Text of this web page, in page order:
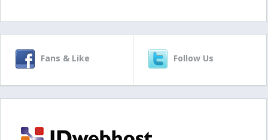
Fans & Like Follow Us